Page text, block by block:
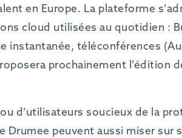
en Europe. La plateforme
cloud utilisées au quotidien :
instantanée, téléconférences
prochainement l’édition
d’utilisateurs soucieux de la
peuvent aussi miser sur